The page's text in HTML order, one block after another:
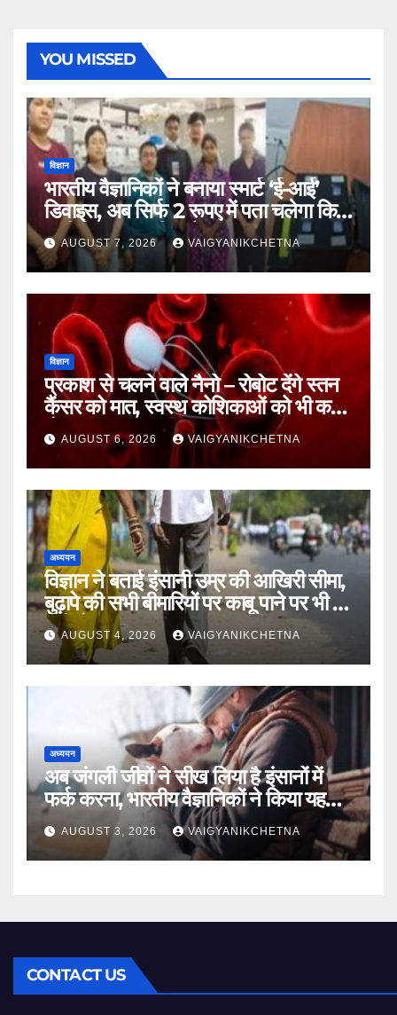
YOU MISSED
विज्ञान
भारतीय वैज्ञानिकों ने बनाया स्मार्ट ‘ई-आई’
डिवाइस, अब सिर्फ 2 रूपए में पता चलेगा कि
पानी कितना जहरीला है।
AUGUST 7, 2026 VAIGYANIKCHETNA
विज्ञान
प्रकाश से चलने वाले नैनो – रोबोट देंगे स्तन
कैंसर को मात, स्वस्थ कोशिकाओं को भी कम
होगा नुकसान
AUGUST 6, 2026 VAIGYANIKCHETNA
अध्ययन
विज्ञान ने बताई इंसानी उम्र की आखिरी सीमा,
बुढ़ापे की सभी बीमारियों पर काबू पाने पर भी वह
नहीं होगा ‘अमर’
AUGUST 4, 2026 VAIGYANIKCHETNA
अध्ययन
अब जंगली जीवों ने सीख लिया है इंसानों में
फर्क करना, भारतीय वैज्ञानिकों ने किया यह
खुलासा
AUGUST 3, 2026 VAIGYANIKCHETNA
CONTACT US